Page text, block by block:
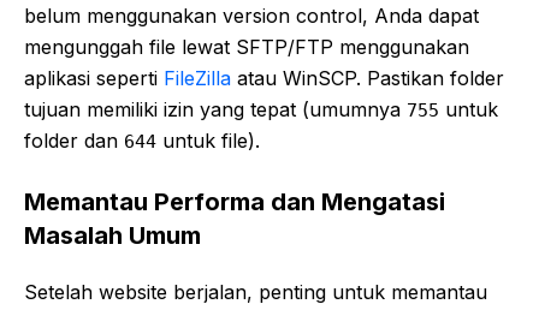
belum menggunakan version control, Anda dapat
mengunggah file lewat SFTP/FTP menggunakan
aplikasi seperti FileZilla atau WinSCP. Pastikan folder
tujuan memiliki izin yang tepat (umumnya 755 untuk
folder dan 644 untuk file).
Memantau Performa dan Mengatasi
Masalah Umum
Setelah website berjalan, penting untuk memantau